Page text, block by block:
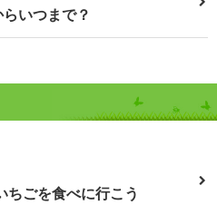
いつまで？
ちごを食べに行こう